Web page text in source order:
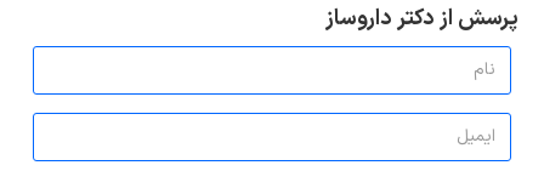
پرسش از دکتر داروساز